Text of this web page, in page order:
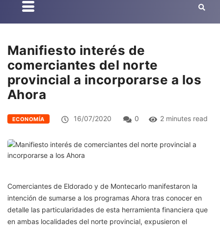
Manifiesto interés de
comerciantes del norte
provincial a incorporarse a los
Ahora
ECONOMÍA 16/07/2020 0 2 minutes read
Comerciantes de Eldorado y de Montecarlo manifestaron la
intención de sumarse a los programas Ahora tras conocer en
detalle las particularidades de esta herramienta financiera que
en ambas localidades del norte provincial, expusieron el